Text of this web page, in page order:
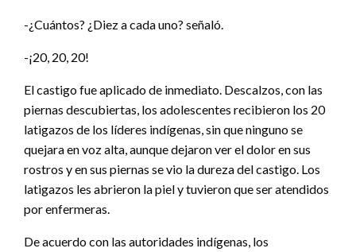
-¿Cuántos? ¿Diez a cada uno? señaló.
-¡20, 20, 20!
El castigo fue aplicado de inmediato. Descalzos, con las
piernas descubiertas, los adolescentes recibieron los 20
latigazos de los líderes indígenas, sin que ninguno se
quejara en voz alta, aunque dejaron ver el dolor en sus
rostros y en sus piernas se vio la dureza del castigo. Los
latigazos les abrieron la piel y tuvieron que ser atendidos
por enfermeras.
De acuerdo con las autoridades indígenas, los